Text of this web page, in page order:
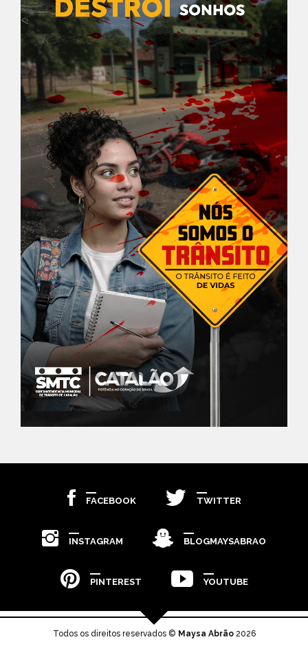
FACEBOOK TWITTER
INSTAGRAM BLOGMAYSABRAO
PINTEREST YOUTUBE
Todos os direitos reservados © Maysa Abrão 2026